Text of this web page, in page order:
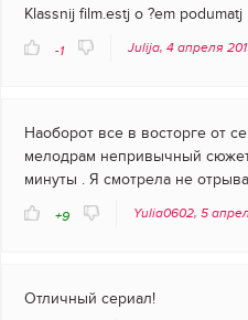
Klassnij film.estj o ?em podumatj
-1 Julija, 4 апреля
Наоборот все в восторге от
мелодрам непривычный
минуты . Я смотрела не
+9 Yulia0602, 5
Отличный сериал!